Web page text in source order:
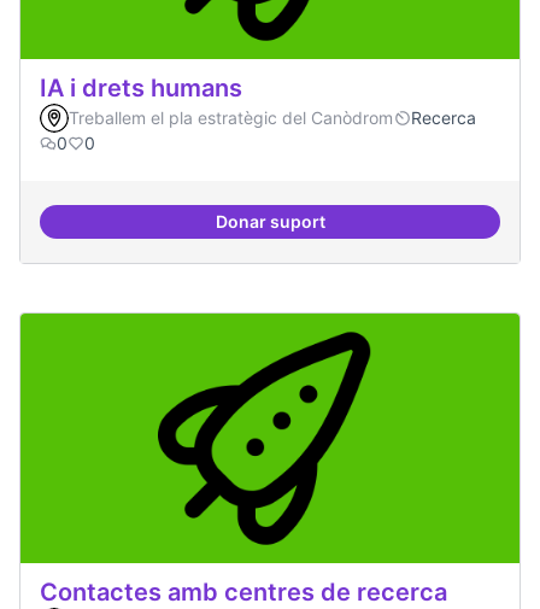
IA i drets humans
Treballem el pla estratègic del Canòdrom
Recerca
0
0
Donar suportIA i drets humans
Contactes amb centres de recerca